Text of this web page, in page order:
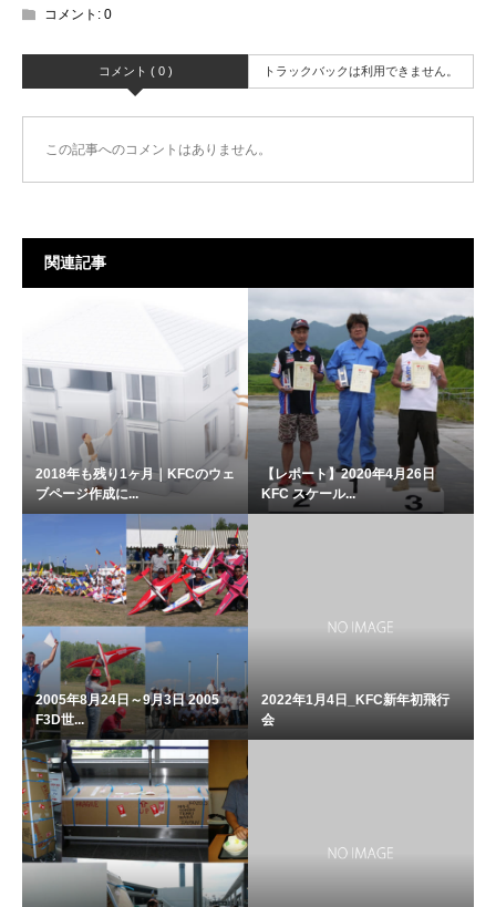
コメント: 0
コメント ( 0 ) トラックバックは利用できません。
この記事へのコメントはありません。
関連記事
2018年も残り1ヶ月｜KFCのウェ
ブページ作成に...
【レポート】2020年4月26日
KFC スケール...
2005年8月24日～9月3日 2005
F3D世...
2022年1月4日_KFC新年初飛行
会